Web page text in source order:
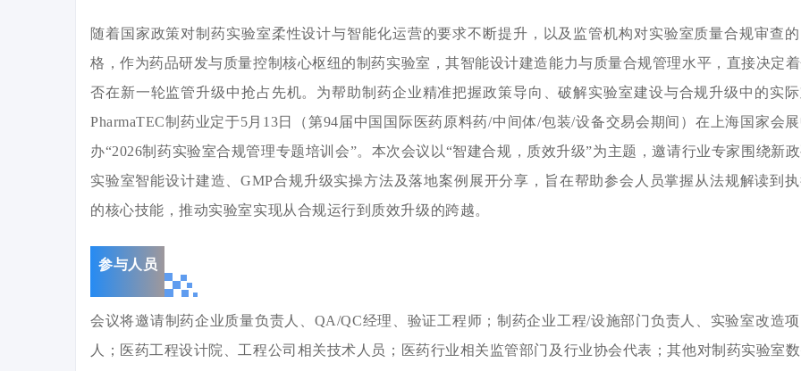
随着国家政策对制药实验室柔性设计与智能化运营的要求不断提升，以及监管机构对实验室质量合规审查
格，作为药品研发与质量控制核心枢纽的制药实验室，其智能设计建造能力与质量合规管理水平，直接决定
否在新一轮监管升级中抢占先机。为帮助制药企业精准把握政策导向、破解实验室建设与合规升级中的实
PharmaTEC制药业定于5月13日（第94届中国国际医药原料药/中间体/包装/设备交易会期间）在上海国家会
办“2026制药实验室合规管理专题培训会”。本次会议以“智建合规，质效升级”为主题，邀请行业专家围绕新
实验室智能设计建造、GMP合规升级实操方法及落地案例展开分享，旨在帮助参会人员掌握从法规解读到
的核心技能，推动实验室实现从合规运行到质效升级的跨越。
参与人员
会议将邀请制药企业质量负责人、QA/QC经理、验证工程师；制药企业工程/设施部门负责人、实验室改造
人；医药工程设计院、工程公司相关技术人员；医药行业相关监管部门及行业协会代表；其他对制药实验室